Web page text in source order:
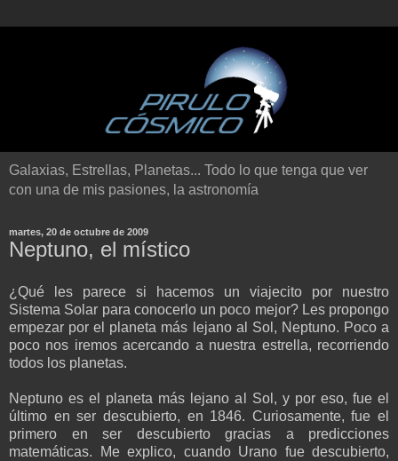
Galaxias, Estrellas, Planetas... Todo lo que tenga que ver
con una de mis pasiones, la astronomía
martes, 20 de octubre de 2009
Neptuno, el místico
¿Qué les parece si hacemos un viajecito por nuestro
Sistema Solar para conocerlo un poco mejor? Les propongo
empezar por el planeta más lejano al Sol, Neptuno. Poco a
poco nos iremos acercando a nuestra estrella, recorriendo
todos los planetas.
Neptuno es el planeta más lejano al Sol, y por eso, fue el
último en ser descubierto, en 1846. Curiosamente, fue el
primero en ser descubierto gracias a predicciones
matemáticas. Me explico, cuando Urano fue descubierto,